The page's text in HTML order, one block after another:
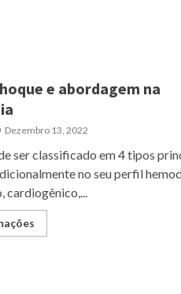
e abordagem na
Dezembro 13, 2022
ser classificado em 4 tipos
no seu perfil
cardiogênico,...